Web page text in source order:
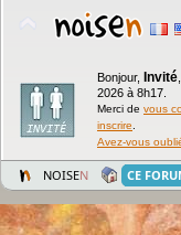
Bonjour, Invité
2026 à 8h17.
Merci de vous
inscrire
Avez-vous
NOISEN CE